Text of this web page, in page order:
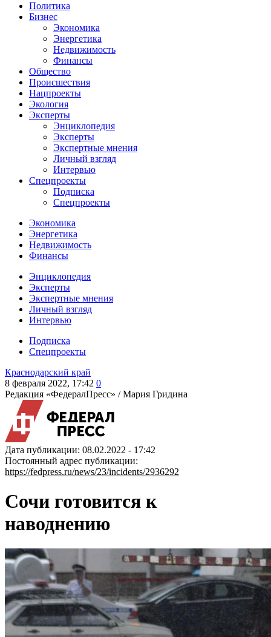
Политика
Бизнес
Экономика
Энергетика
Недвижимость
Финансы
Общество
Происшествия
Нацпроекты
Экология
Эксперты
Энциклопедия
Эксперты
Экспертные мнения
Личный взгляд
Интервью
Спецпроекты
Подписка
Спецпроекты
Экономика
Энергетика
Недвижимость
Финансы
Энциклопедия
Эксперты
Экспертные мнения
Личный взгляд
Интервью
Подписка
Спецпроекты
Краснодарский край
8 февраля 2022, 17:42 0
Редакция «ФедералПресс» /Мария Гридина
Дата публикации: 08.02.2022 - 17:42
Постоянный адрес публикации:
https://fedpress.ru/news/23/incidents/2936292
Сочи готовится к
наводнению